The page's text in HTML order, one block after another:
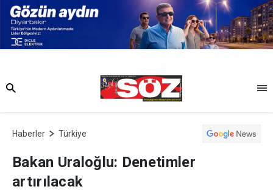
Haberler Türkiye
Bakan Uraloğlu: Denetimler
artırılacak